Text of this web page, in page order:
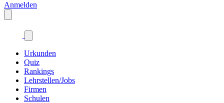
Anmelden
Urkunden
Quiz
Rankings
Lehrstellen/Jobs
Firmen
Schulen